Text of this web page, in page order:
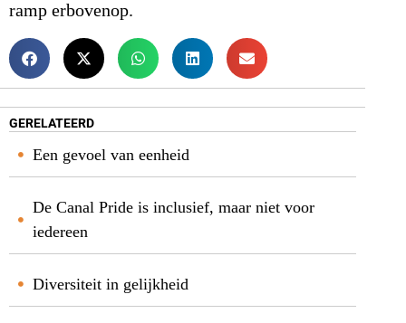
ramp erbovenop.
GERELATEERD
Een gevoel van eenheid
De Canal Pride is inclusief, maar niet voor
iedereen
Diversiteit in gelijkheid